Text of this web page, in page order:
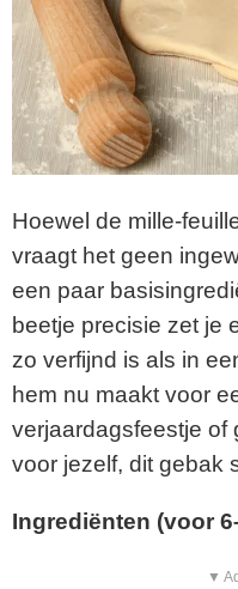
Hoewel de mille-
vraagt het geen
een paar
beetje precisie zet je
zo verfijnd is als in
hem nu maakt voor
verjaardagsfeestje of
voor jezelf, dit gebak
Ingrediënten (voor
▼